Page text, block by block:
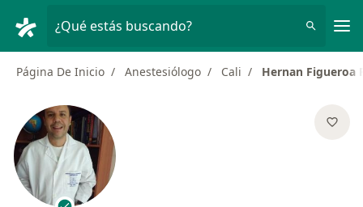
¿Qué estás buscando?
Página De Inicio Anestesiólogo Cali Hernan Figueroa